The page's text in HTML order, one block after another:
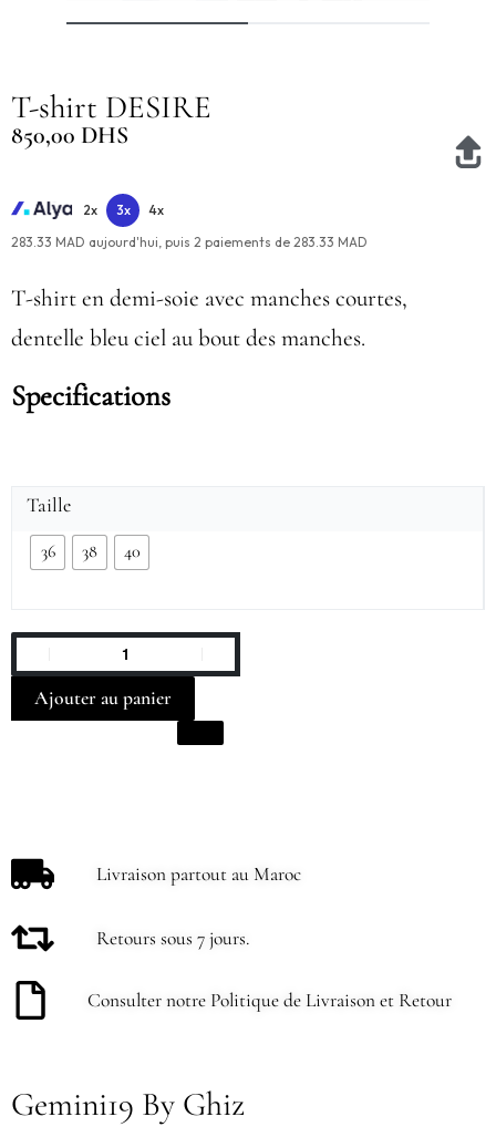
T-shirt DESIRE
850,00 DHS
2x 3x
4x
283.33 MAD aujourd'hui, puis 2 paiements de 283.33 MAD
T-shirt en demi-soie avec manches courtes,
dentelle bleu ciel au bout des manches.
Specifications
Livraison partout au Maroc
Retours sous 7 jours.
Consulter notre Politique de Livraison et Retour
Taille
36 38 40
Ajouter au panier
Gemini19 By Ghiz